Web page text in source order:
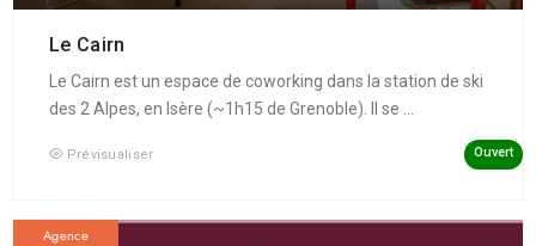
Le Cairn
Le Cairn est un espace de coworking dans la station de ski
des 2 Alpes, en Isère (~1h15 de Grenoble). Il se ...
Prévisualiser Ouvert
Agence